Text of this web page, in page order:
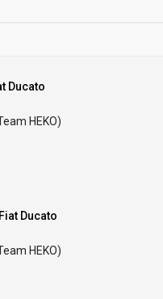
Ducato
HEKO)
Ducato
HEKO)